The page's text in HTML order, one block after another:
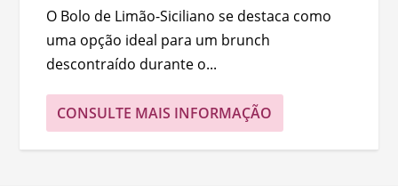
O Bolo de Limão-Siciliano se destaca como
uma opção ideal para um brunch
descontraído durante o...
CONSULTE MAIS INFORMAÇÃO